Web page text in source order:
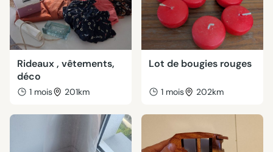
Rideaux , vêtements,
déco
1 mois 201km
Lot de bougies rouges
1 mois 202km